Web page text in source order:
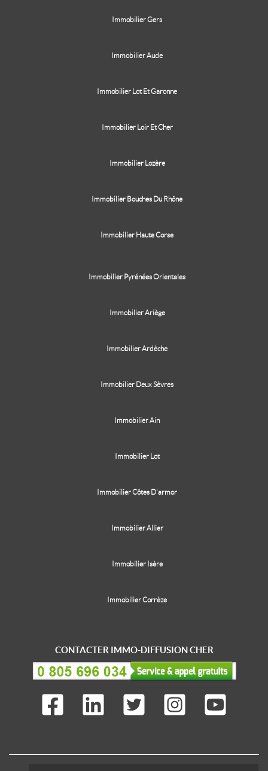
Immobilier Gers
Immobilier Aude
Immobilier Lot Et Garonne
Immobilier Loir Et Cher
Immobilier Lozère
Immobilier Bouches Du Rhône
Immobilier Haute Corse
Immobilier Pyrénées Orientales
Immobilier Ariège
Immobilier Ardèche
Immobilier Deux Sèvres
Immobilier Ain
Immobilier Lot
Immobilier Côtes D'armor
Immobilier Allier
Immobilier Isère
Immobilier Corrèze
CONTACTER IMMO-DIFFUSION CHER